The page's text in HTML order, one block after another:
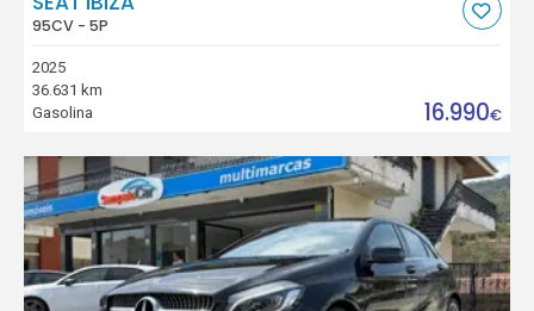
95CV - 5P
2025
36.631 km
Gasolina
16.990€